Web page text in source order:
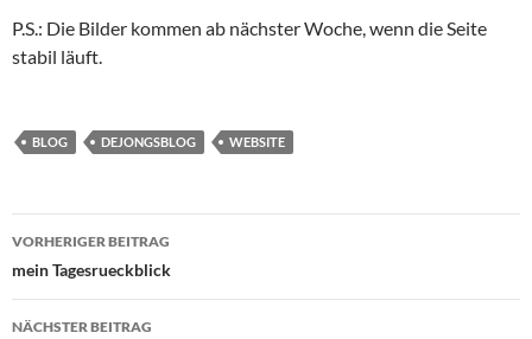
P.S.: Die Bilder kommen ab nächster Woche, wenn die Seite
stabil läuft.
BLOG DEJONGSBLOG WEBSITE
Beitragsnavigation
VORHERIGER BEITRAG
mein Tagesrueckblick
NÄCHSTER BEITRAG